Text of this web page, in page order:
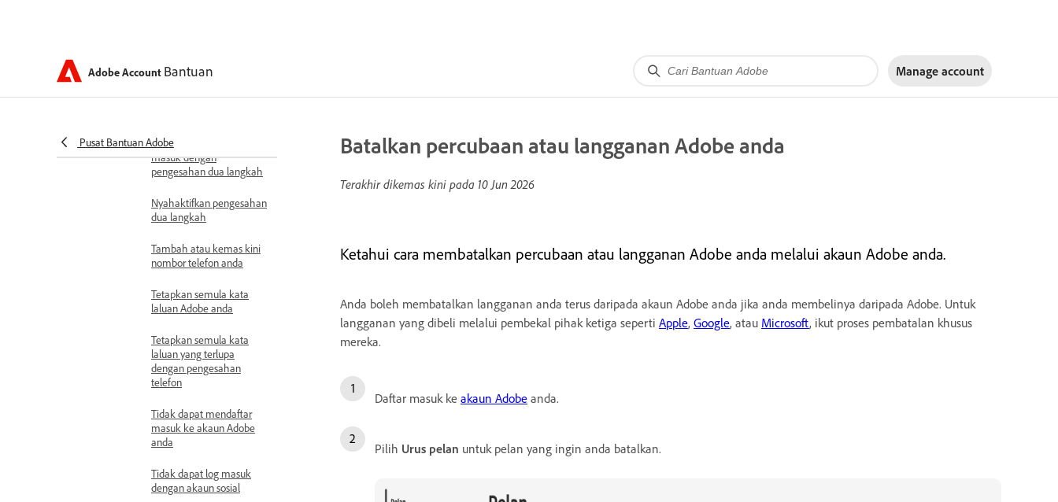
Adobe Account Bantuan Manage account
Pusat Bantuan Adobe
Keselamatan dan pemulihan
langkah untuk akaun
Tidak dapat mendaftar
masuk dengan
pengesahan dua langkah
Nyahaktifkan pengesahan
dua langkah
Tambah atau kemas kini
nombor telefon anda
Tetapkan semula kata
laluan Adobe anda
Tetapkan semula kata
laluan yang terlupa
dengan pengesahan
telefon
Tidak dapat mendaftar
masuk ke akaun Adobe
anda
Tidak dapat log masuk
dengan akaun sosial
Batalkan percubaan atau langganan Adobe anda
Terakhir dikemas kini pada 10 Jun 2026
Ketahui cara membatalkan percubaan atau langganan Adobe anda melalui akaun Adobe anda.
Anda boleh membatalkan langganan anda terus daripada akaun Adobe anda jika anda membelinya daripada Adobe. Untuk
langganan yang dibeli melalui pembekal pihak ketiga seperti Apple, Google, atau Microsoft, ikut proses pembatalan khusus
mereka.
Daftar masuk ke akaun Adobe anda.
Pilih Urus pelan untuk pelan yang ingin anda batalkan.